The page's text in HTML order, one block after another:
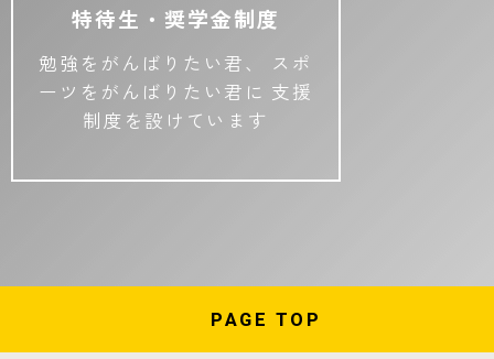
特待生・奨学金制度
勉強をがんばりたい君、
スポ
ーツをがんばりたい君に 支援
制度を設けています
PAGE TOP